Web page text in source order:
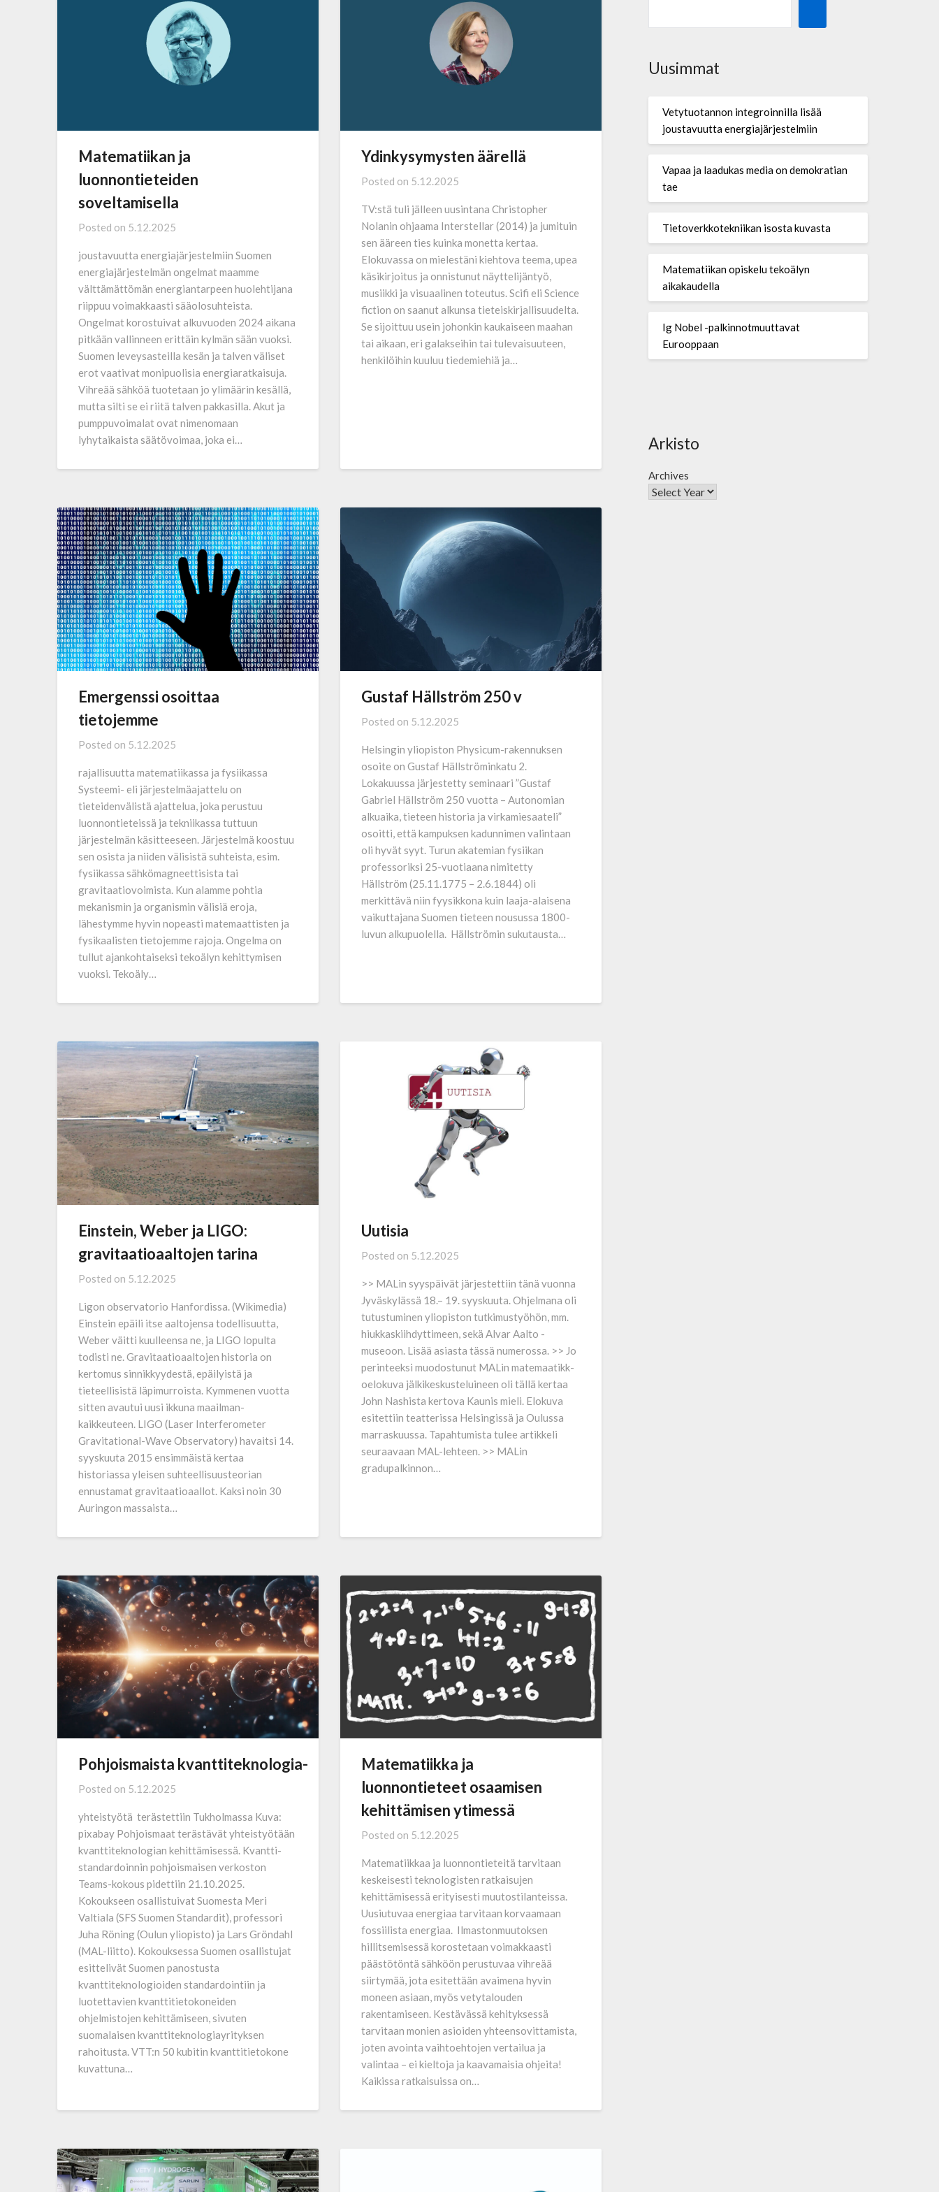
Matematiikan ja
luonnontieteiden
soveltamisella
Posted on 5.12.2025
joustavuutta energiajärjestelmiin Suomen
energiajärjestelmän ongelmat maamme
välttämättömän energiantarpeen huolehtijana
riippuu voimakkaasti sääolosuhteista.
Ongelmat korostuivat alkuvuoden 2024 aikana
pitkään vallinneen erittäin kylmän sään vuoksi.
Suomen leveys­asteilla kesän ja talven väliset
erot vaativat monipuolisia energiaratkaisuja.
Vihreää sähköä tuotetaan jo ylimäärin kesällä,
mutta silti se ei riitä talven pakkasilla. Akut ja
pumppuvoimalat ovat nimenomaan
lyhytaikaista säätövoimaa, joka ei…
Ydinkysymysten äärellä
Posted on 5.12.2025
TV:stä tuli jälleen uusintana Christopher
Nolanin ohjaama Interstellar (2014) ja jumituin
sen ääreen ties kuinka monetta kertaa.
Elokuvassa on mielestäni kiehtova teema, upea
käsikirjoitus ja onnistunut näyttelijäntyö,
musiikki ja visuaalinen toteutus. Scifi eli Science
fiction on saanut alkunsa tieteiskirjallisuudelta.
Se sijoittuu usein johonkin kaukaiseen maahan
tai aikaan, eri galakseihin tai tulevaisuuteen,
henkilöihin kuuluu tiedemiehiä ja…
Emergenssi osoittaa
tietojemme
Posted on 5.12.2025
rajallisuutta matematiikassa ja fysiikassa
Systeemi- eli järjestelmäajattelu on
tieteidenvälistä ajattelua, joka perustuu
luonnontieteissä ja tekniikassa tuttuun
järjestelmän käsitteeseen. Järjestelmä koostuu
sen osista ja niiden välisistä suhteista, esim.
fysiikassa sähkömagneettisista tai
gravitaatiovoimista. Kun alamme pohtia
mekanismin ja organismin välisiä eroja,
lähestymme hyvin nopeasti matemaattisten ja
fysikaalisten tietojemme rajoja. Ongelma on
tullut ajankohtaiseksi tekoälyn kehittymisen
vuoksi. Tekoäly…
Gustaf Hällström 250 v
Posted on 5.12.2025
Helsingin yliopiston Physicum-rakennuksen
osoite on Gustaf Hällströminkatu 2.
Lokakuussa järjestetty seminaari ”Gustaf
Gabriel Hällström 250 vuotta – Autonomian
alkuaika, tieteen historia ja virkamiesaateli”
osoitti, että kampuksen kadunnimen valintaan
oli hyvät syyt. Turun akatemian fysiikan
professoriksi 25-vuotiaana nimitetty
Hällström (25.11.1775 – 2.6.1844) oli
merkittävä niin fyysikkona kuin laaja-alaisena
vaikuttajana Suomen tieteen nousussa 1800-
luvun alkupuolella. Hällströmin sukutausta…
Einstein, Weber ja LIGO:
gravitaatioaaltojen tarina
Posted on 5.12.2025
Ligon observatorio Hanfordissa. (Wikimedia)
Einstein epäili itse aaltojensa todellisuutta,
Weber väitti kuulleensa ne, ja LIGO lopulta
todisti ne. Gravitaatioaaltojen historia on
kertomus sinnikkyydestä, epäilyistä ja
tieteellisistä läpimurroista. Kymmenen vuotta
sitten avautui uusi ikkuna maailman­
kaikkeuteen. LIGO (Laser Interferometer
Gravitational-­Wave Observatory) havaitsi 14.
syyskuuta 2015 ensimmäistä kertaa
historiassa yleisen suhteellisuus­teorian
ennustamat gravitaatioaallot. Kaksi noin 30
Auringon massaista…
Uutisia
Posted on 5.12.2025
>> MALin syyspäivät järjestettiin tänä vuonna
Jyväskylässä 18.– 19. syys­kuuta. Ohjelmana oli
tutustuminen yliopiston tutkimus­työhön, mm.
hiukkas­kiihdyttimeen, sekä Alvar Aalto ­-
museoon. Lisää asiasta tässä numerossa. >> Jo
perinteeksi muodostunut MALin matemaatikk­
oelokuva jälkikeskusteluineen oli tällä kertaa
John Nashista kertova Kaunis mieli. Elokuva
esitettiin teatterissa Helsingissä ja Oulussa
marras­kuussa. Tapahtumista tulee artikkeli
seuraavaan MAL-lehteen. >> MALin
gradupalkinnon…
Pohjoismaista kvanttiteknologia-
Posted on 5.12.2025
yhteistyötä terästettiin Tukholmassa Kuva:
pixabay Pohjoismaat terästävät yhteistyötään
kvantti­teknologian kehittämisessä. Kvantti­
standardoinnin pohjoismaisen verkoston
Teams-kokous pidettiin 21.10.2025.
Kokoukseen osallistuivat Suomesta Meri
Valtiala (SFS Suomen Standardit), professori
Juha Röning (Oulun yliopisto) ja Lars Gröndahl
(MAL-liitto). Kokouksessa Suomen osallistujat
esittelivät Suomen panostusta
kvanttiteknologioiden standardointiin ja
luotettavien kvanttitietokoneiden
ohjelmistojen kehittämiseen, sivuten
suomalaisen kvanttiteknologia­yrityksen
rahoitusta. VTT:n 50 kubitin kvanttitietokone
kuvattuna…
Matematiikka ja
luonnontieteet osaamisen
kehittämisen ytimessä
Posted on 5.12.2025
Matematiikkaa ja luonnontieteitä tarvitaan
keskeisesti teknologisten ratkaisujen
kehittämisessä erityisesti muutostilanteissa.
Uusiutuvaa energiaa tarvitaan korvaamaan
fossiilista energiaa. Ilmastonmuutoksen
hillitsemisessä korostetaan voimakkaasti
päästötöntä sähköön perustuvaa vihreää
siirtymää, jota esitettään avaimena hyvin
moneen asiaan, myös vetytalouden
rakentamiseen. Kestävässä kehityksessä
tarvitaan monien asioiden yhteen­sovittamista,
joten avointa vaihto­ehtojen vertailua ja
valintaa – ei kieltoja ja kaavamaisia ohjeita!
Kaikissa ratkaisuissa on…
Uusimmat
Vetytuotannon integroinnilla lisää
joustavuutta energiajärjestelmiin
Vapaa ja laadukas media on demokratian
tae
Tietoverkkotekniikan isosta kuvasta
Matematiikan opiskelu tekoälyn
aikakaudella
Ig Nobel -palkinnotmuuttavat
Eurooppaan
Arkisto
Archives